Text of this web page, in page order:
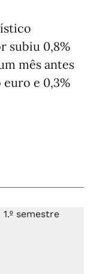
subiu 0,8%
mês antes
euro e 0,3%